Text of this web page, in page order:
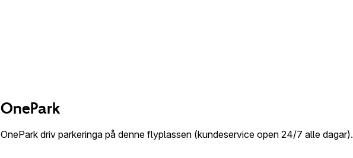
OnePark
OnePark driv parkeringa på denne flyplassen (kundeservice open 24/7 alle dagar).